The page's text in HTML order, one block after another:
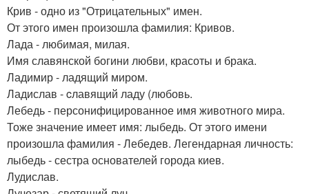
Крив - одно из "Отрицательных" имен.
От этого имен произошла фамилия: Кривов.
Лада - любимая, милая.
Имя славянской богини любви, красоты и брака.
Ладимир - ладящий миром.
Ладислав - cлавящий ладу (любовь.
Лебедь - персонифицированное имя животного мира.
Тоже значение имеет имя: лыбедь. От этого имени
произошла фамилия - Лебедев. Легендарная личность:
лыбедь - сестра основателей города киев.
Лудислав.